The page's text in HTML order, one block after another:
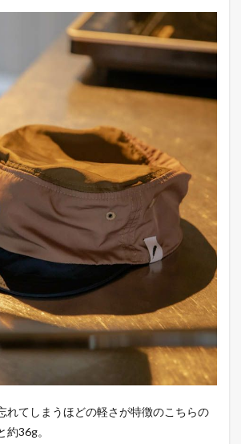
れてしまうほどの軽さが特徴のこちらの
約36g。